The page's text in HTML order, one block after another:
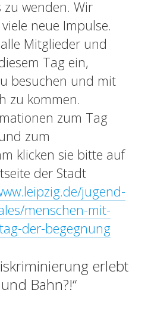
wenden. Wir
neue Impulse.
Mitglieder und
Tag ein,
besuchen und mit
zu kommen.
zum Tag
zum
klicken sie bitte auf
der Stadt
jugend-
menschen-mit-
der-begegnung
erlebt
Bahn?!“